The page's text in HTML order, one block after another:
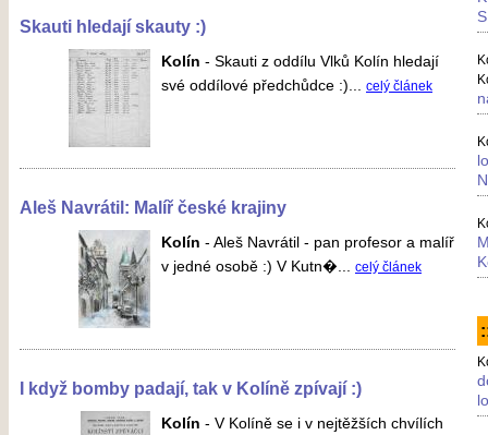
Skauti hledají skauty :)
Kolín - Skauti z oddílu Vlků Kolín hledají
své oddílové předchůdce :)... celý článek
Aleš Navrátil: Malíř české krajiny
Kolín - Aleš Navrátil - pan profesor a malíř
v jedné osobě :) V Kutn�... celý článek
I když bomby padají, tak v Kolíně zpívají :)
Kolín - V Kolíně se i v nejtěžších chvílích